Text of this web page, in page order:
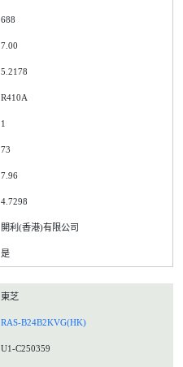
688
7.00
5.2178
R410A
1
73
7.96
4.7298
開利(香港)有限公司
是
東芝
RAS-B24B2KVG(HK)
U1-C250359